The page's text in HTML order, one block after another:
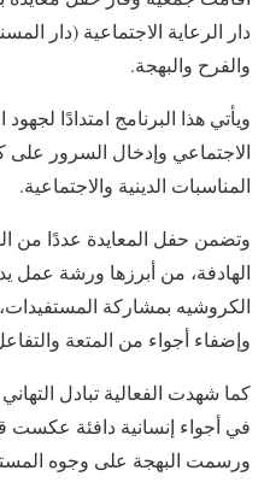
دار الرعاية الاجتماعية (دار
والفرح والبهجة.
ويأتي هذا البرنامج امتدادًا
الاجتماعي وإدخال السرور
المناسبات الدينية والاجتماعية.
وتضمن حفل المعايدة عددًا من
الهادفة، من أبرزها ورشة عمل
الكروشيه بمشاركة
وإضفاء أجواء من المتعة
كما شهدت الفعالية تبادل
في أجواء إنسانية دافئة عكست
ورسمت البهجة على وجوه